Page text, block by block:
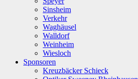
Sinsheim
Verkehr
Waghäusel
Walldorf
Weinheim
Wiesloch
Sponsoren
Kreuzbäcker Schieck